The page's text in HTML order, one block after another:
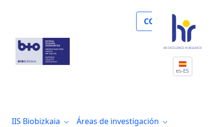
COLABORA
es-ES
IIS Biobizkaia
Áreas de investigación